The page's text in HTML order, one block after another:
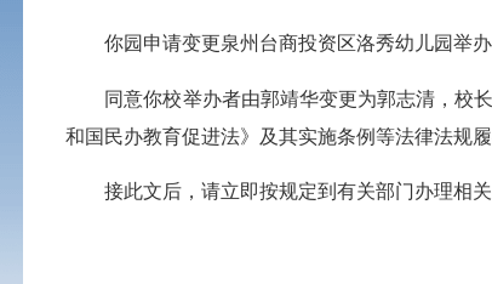
你园申请变更泉州台商投资区洛秀幼儿园举办
同意你校举办者由郭靖华变更为郭志清，校长
和国民办教育促进法》及其实施条例等法律法规
接此文后，请立即按规定到有关部门办理相关